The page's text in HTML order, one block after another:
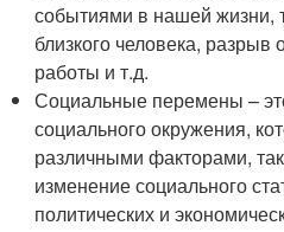
событиями в нашей жизни,
близкого человека,
работы и т.д.
Социальные перемены –
социального окружения,
различными факторами,
изменение социального
политических и